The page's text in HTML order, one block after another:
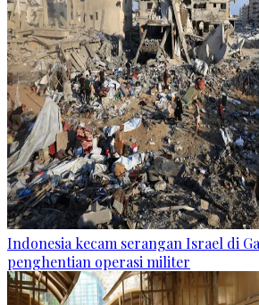
Indonesia kecam serangan Israel di
penghentian operasi militer